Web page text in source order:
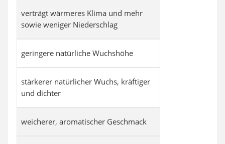
verträgt wärmeres Klima und mehr
sowie weniger Niederschlag
geringere natürliche Wuchshöhe
stärkerer natürlicher Wuchs, kräftiger
und dichter
weicherer, aromatischer Geschmack